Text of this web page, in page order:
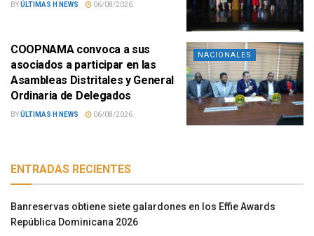
BYÚLTIMAS H NEWS 06/08/2026
NACIONALES
COOPNAMA convoca a sus
asociados a participar en las
Asambleas Distritales y General
Ordinaria de Delegados
BYÚLTIMAS H NEWS 06/08/2026
ENTRADAS RECIENTES
Banreservas obtiene siete galardones en los Effie Awards
República Dominicana 2026